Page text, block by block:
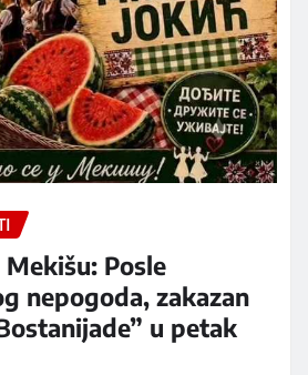
Posle
nepogoda, zakazan
u petak